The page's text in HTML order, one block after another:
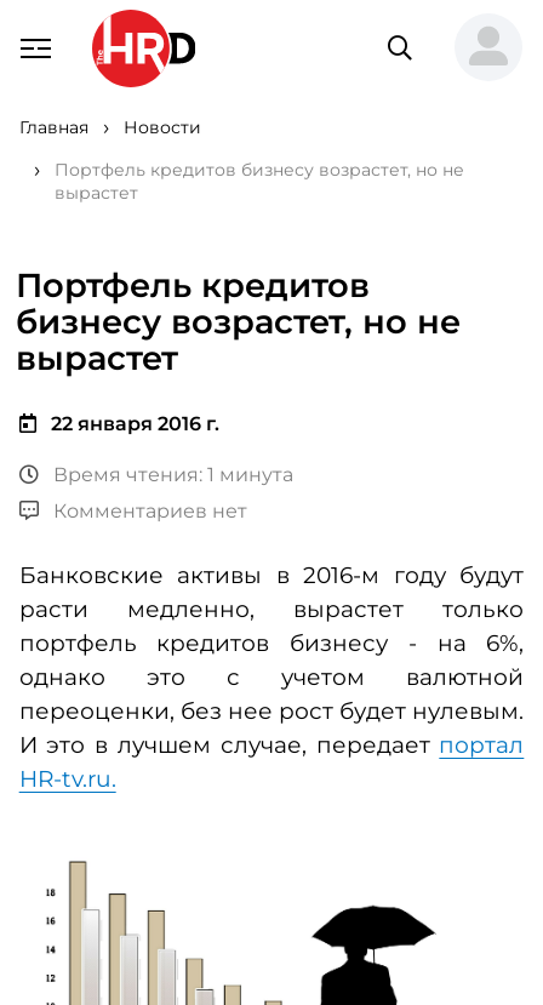
Главная
Новости
Портфель кредитов бизнесу возрастет, но не
вырастет
Портфель кредитов
бизнесу возрастет, но не
вырастет
22 января 2016 г.
Время чтения: 1 минута
Комментариев нет
Банковские активы в 2016-м году будут
расти медленно, вырастет только
портфель кредитов бизнесу - на 6%,
однако это с учетом валютной
переоценки, без нее рост будет нулевым.
И это в лучшем случае, передает портал
HR-tv.ru.